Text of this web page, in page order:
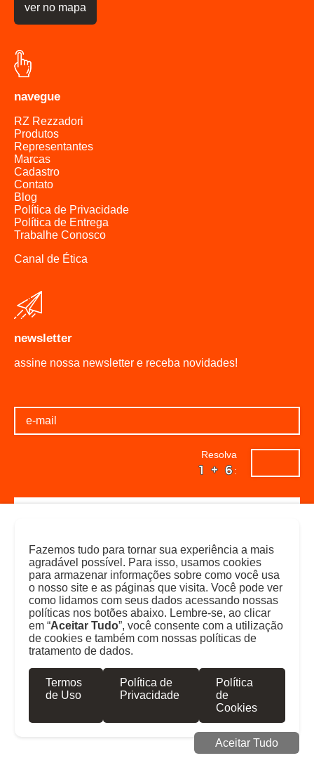
ver no mapa
navegue
RZ Rezzadori
Produtos
Representantes
Marcas
Cadastro
Contato
Blog
Política de Privacidade
Política de Entrega
Trabalhe Conosco
Canal de Ética
newsletter
assine nossa newsletter e receba novidades!
Resolva
:
orçamento
já
sou
cliente
LOGIN
não
sou
cliente
preencha
o
formulário
abaixo
em
SUBIR
Fazemos tudo para tornar sua experiência a mais
agradável possível. Para isso, usamos cookies
para armazenar informações sobre como você usa
o nosso site e as páginas que visita. Você pode ver
como lidamos com seus dados acessando nossas
políticas nos botões abaixo. Lembre-se, ao clicar
em “Aceitar Tudo”, você consente com a utilização
de cookies e também com nossas políticas de
tratamento de dados.
Termos
de Uso
Política de
Privacidade
Política
de
Cookies
Aceitar Tudo